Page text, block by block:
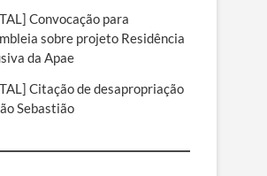
Convocação para
sobre projeto Residência
da Apae
Citação de desapropriação
Sebastião